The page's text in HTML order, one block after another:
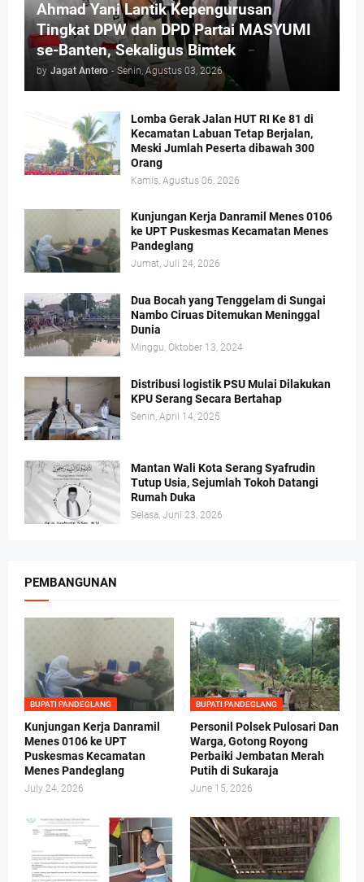
Ahmad Yani Lantik Kepengurusan
Tingkat DPW dan DPD Partai MASYUMI
se-Banten, Sekaligus Bimtek
by Jagat Antero - Senin, Agustus 03, 2026
Lomba Gerak Jalan HUT RI Ke 81 di
Kecamatan Labuan Tetap Berjalan,
Meski Jumlah Peserta dibawah 300
Orang
Kamis, Agustus 06, 2026
Kunjungan Kerja Danramil Menes 0106
ke UPT Puskesmas Kecamatan Menes
Pandeglang
Jumat, Juli 24, 2026
Dua Bocah yang Tenggelam di Sungai
Nambo Ciruas Ditemukan Meninggal
Dunia
Minggu, Oktober 13, 2024
Distribusi logistik PSU Mulai Dilakukan
KPU Serang Secara Bertahap
Senin, April 14, 2025
Mantan Wali Kota Serang Syafrudin
Tutup Usia, Sejumlah Tokoh Datangi
Rumah Duka
Selasa, Juni 23, 2026
PEMBANGUNAN
BUPATI PANDEGLANG
Kunjungan Kerja Danramil
Menes 0106 ke UPT
Puskesmas Kecamatan
Menes Pandeglang
July 24, 2026
BUPATI PANDEGLANG
Personil Polsek Pulosari Dan
Warga, Gotong Royong
Perbaiki Jembatan Merah
Putih di Sukaraja
June 15, 2026